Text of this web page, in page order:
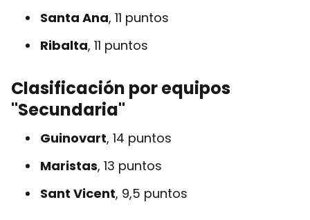
Santa Ana, 11 puntos
Ribalta, 11 puntos
Clasificación por equipos
"Secundaria"
Guinovart, 14 puntos
Maristas, 13 puntos
Sant Vicent, 9,5 puntos